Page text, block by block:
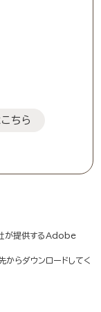
ちら
が提供するAdobe
らダウンロードしてく